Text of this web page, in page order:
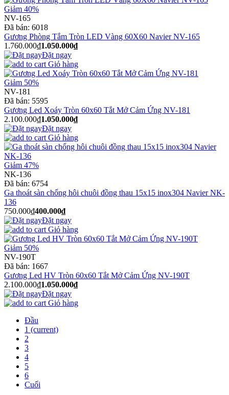
Giảm 40%
NV-165
Đã bán: 6018
Gương Phòng Tắm Tròn LED Vàng 60X60 Navier NV-165
1.760.000₫1.050.000₫
Đặt ngay
Giỏ hàng
Giảm 50%
NV-181
Đã bán: 5595
Gương Led Xoáy Tròn 60x60 Tắt Mở Cảm Ứng NV-181
2.100.000₫1.050.000₫
Đặt ngay
Giỏ hàng
Giảm 47%
NK-136
Đã bán: 6754
Ga thoát sàn chống hôi chuôi đồng thau 15x15 inox304 Navier NK-
136
750.000₫400.000₫
Đặt ngay
Giỏ hàng
Giảm 50%
NV-190T
Đã bán: 1667
Gương Led HV Tròn 60x60 Tắt Mở Cảm Ứng NV-190T
2.100.000₫1.050.000₫
Đặt ngay
Giỏ hàng
Đầu
1 (current)
2
3
4
5
6
Cuối